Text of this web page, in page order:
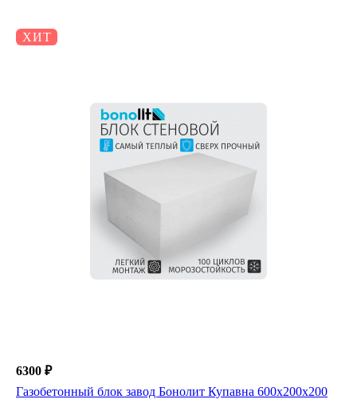
ХИТ
6300 ₽
Газобетонный блок завод Бонолит Купавна 600х200х200